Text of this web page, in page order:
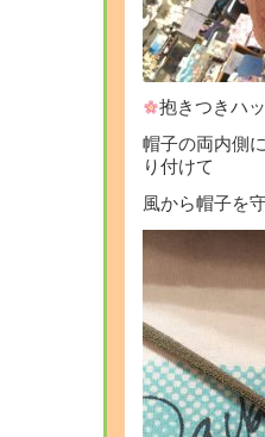
抱きつきハ
帽子の両内側
り付けて
風から帽子を